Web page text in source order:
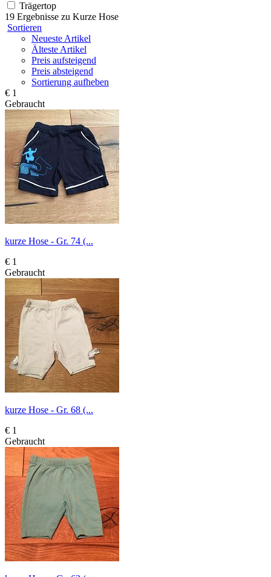
Trägertop
19 Ergebnisse zu Kurze Hose
Sortieren
Neueste Artikel
Älteste Artikel
Preis aufsteigend
Preis absteigend
Sortierung aufheben
€ 1
Gebraucht
kurze Hose - Gr. 74 (...
€ 1
Gebraucht
kurze Hose - Gr. 68 (...
€ 1
Gebraucht